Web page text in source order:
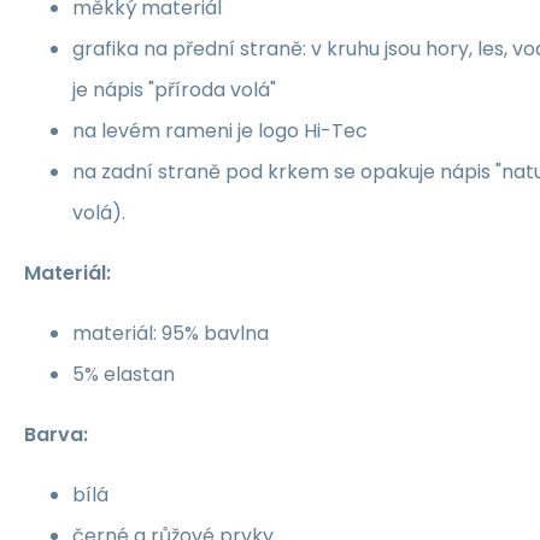
měkký materiál
grafika na přední straně: v kruhu jsou hory, les,
je nápis "příroda volá"
na levém rameni je logo Hi-Tec
na zadní straně pod krkem se opakuje nápis
volá).
Materiál:
materiál: 95% bavlna
5% elastan
Barva:
bílá